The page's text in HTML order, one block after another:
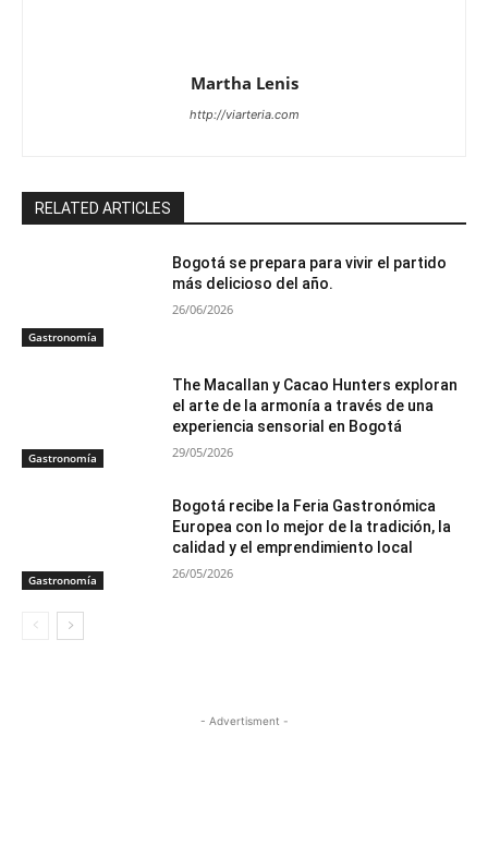
Martha Lenis
http://viarteria.com
RELATED ARTICLES
Gastronomía
Bogotá se prepara para vivir el partido
más delicioso del año.
26/06/2026
Gastronomía
The Macallan y Cacao Hunters exploran
el arte de la armonía a través de una
experiencia sensorial en Bogotá
29/05/2026
Gastronomía
Bogotá recibe la Feria Gastronómica
Europea con lo mejor de la tradición, la
calidad y el emprendimiento local
26/05/2026
- Advertisment -